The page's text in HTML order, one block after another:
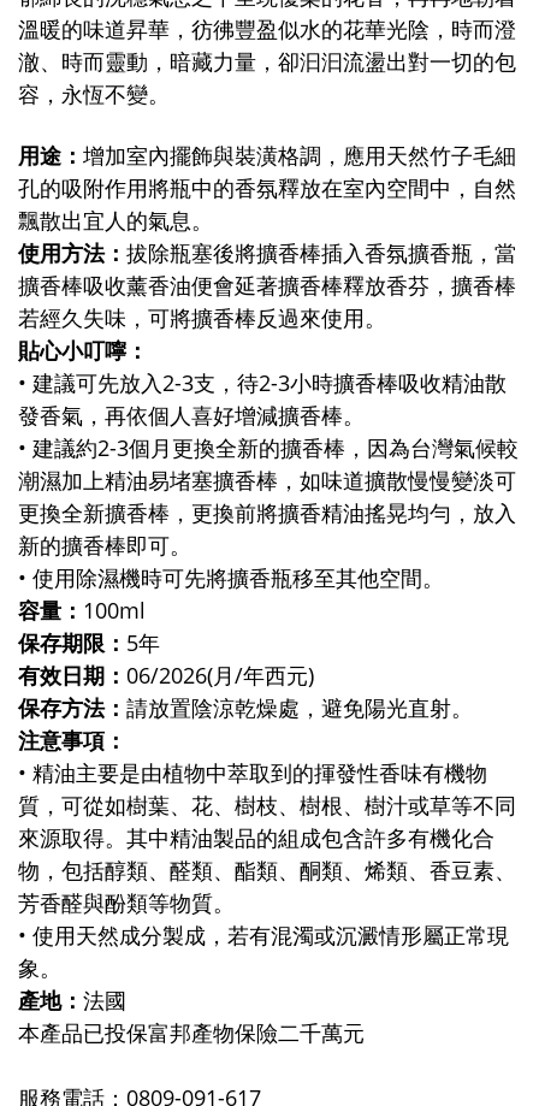
溫暖的味道昇華，彷彿豐盈似水的花華光陰，時而澄
澈、時而靈動，暗藏力量，卻汩汩流盪出對一切的包
容，永恆不變。
用途： 增加室內擺飾與裝潢格調，應用天然竹子毛細
孔的吸附作用將瓶中的香氛釋放在室內空間中，自然
飄散出宜人的氣息。
使用方法： 拔除瓶塞後將擴香棒插入香氛擴香瓶，當
擴香棒吸收薰香油便會延著擴香棒釋放香芬，擴香棒
若經久失味，可將擴香棒反過來使用。
貼心小叮嚀：
• 建議可先放入2-3支，待2-3小時擴香棒吸收精油散
發香氣，再依個人喜好增減擴香棒。
• 建議約2-3個月更換全新的擴香棒，因為台灣氣候較
潮濕加上精油易堵塞擴香棒，如味道擴散慢慢變淡可
更換全新擴香棒，更換前將擴香精油搖晃均勻，放入
新的擴香棒即可。
• 使用除濕機時可先將擴香瓶移至其他空間。
容量： 100ml
保存期限： 5年
有效日期： 06/2026(月/年西元)
保存方法： 請放置陰涼乾燥處，避免陽光直射。
注意事項：
• 精油主要是由植物中萃取到的揮發性香味有機物
質，可從如樹葉、花、樹枝、樹根、樹汁或草等不同
來源取得。其中精油製品的組成包含許多有機化合
物，包括醇類、醛類、酯類、酮類、烯類、香豆素、
芳香醛與酚類等物質。
• 使用天然成分製成，若有混濁或沉澱情形屬正常現
象。
產地： 法國
本產品已投保富邦產物保險二千萬元
服務電話：0809-091-617